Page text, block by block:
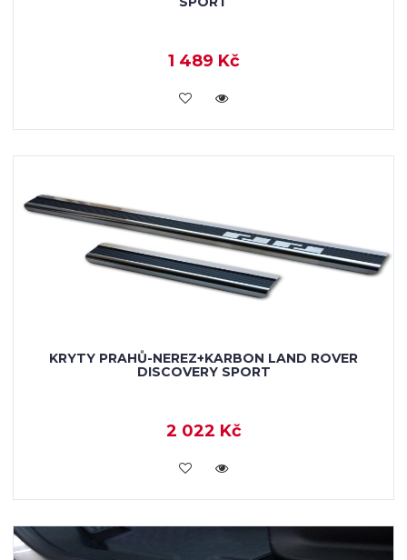
1 489 Kč
KOUPIT
KRYTY PRAHŮ-NEREZ+KARBON LAND ROVER
DISCOVERY SPORT
2 022 Kč
KOUPIT